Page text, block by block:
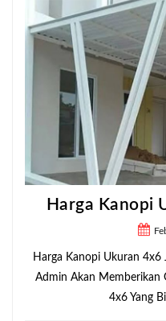
Harga Kanopi
Harga Kanopi Ukuran 4x6
Admin Akan Memberikan
4x6 Yang